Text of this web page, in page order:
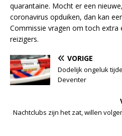
quarantaine. Mocht er een
coronavirus opduiken, dan kan
Commissie vragen om toch extra
reizigers.
VORIGE
Dodelijk ongeluk
Deventer
Nachtclubs zijn het zat, willen